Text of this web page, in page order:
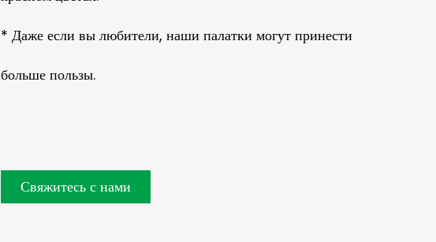
* Даже если вы любители, наши палатки могут принести
больше пользы.
Свяжитесь с нами